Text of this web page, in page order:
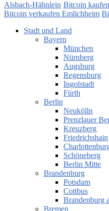
Alsbach-Hähnlein Bitcoin
Bitcoin verkaufen Emlichheim
Stadt und Land
Bayern
München
Nürnberg
Augsburg
Regensburg
Ingolstadt
Fürth
Berlin
Neukölln
Prenzlauer
Kreuzberg
Friedrichshain
Schöneberg
Berlin Mitte
Brandenburg
Potsdam
Cottbus
Brandenburg
Bremen